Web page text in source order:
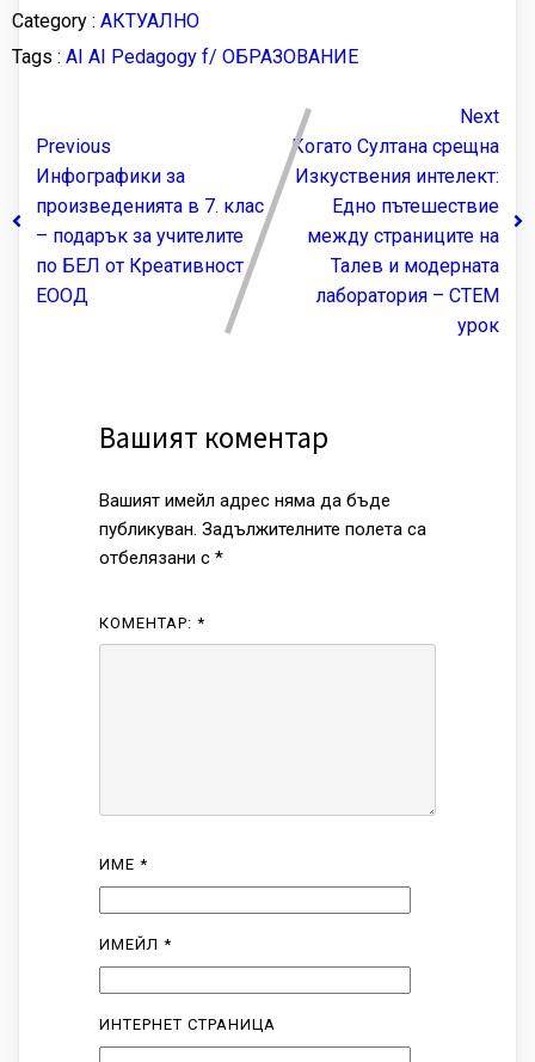
Category : АКТУАЛНО
Tags : AI AI Pedagogy f/ ОБРАЗОВАНИЕ
Previous
Инфографики за
произведенията в 7. клас
– подарък за учителите
по БЕЛ от Креативност
ЕООД
Next
Когато Султана срещна
Изкуствения интелект:
Едно пътешествие
между страниците на
Талев и модерната
лаборатория – СТЕМ
урок
Вашият коментар
Вашият имейл адрес няма да бъде
публикуван. Задължителните полета са
отбелязани с *
КОМЕНТАР: *
ИМЕ *
ИМЕЙЛ *
ИНТЕРНЕТ СТРАНИЦА